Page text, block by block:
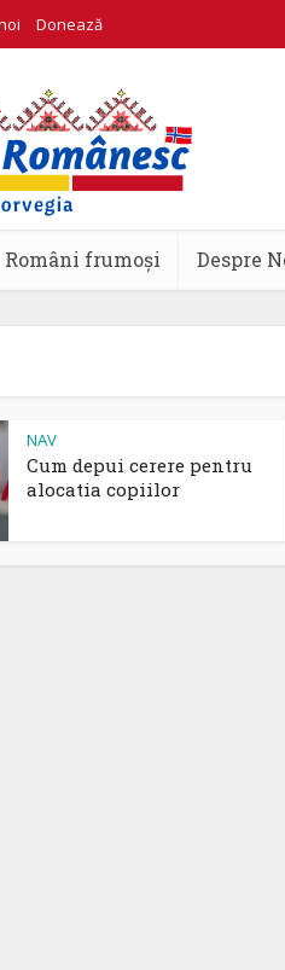
Donează
Români frumoși Despre
NAV
Cum depui cerere pentru
alocatia copiilor